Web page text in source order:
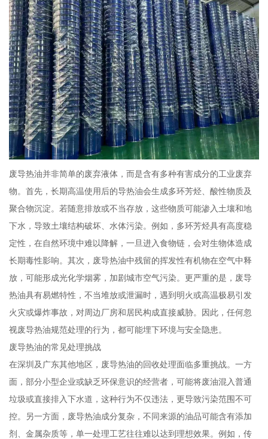
废导热油并非简单的废弃液体，而是含有多种有害成分的工业废弃
物。首先，长期高温使用后的导热油会生成多环芳烃、酸性物质及
聚合物沉淀。若随意排放或不当存放，这些物质可能渗入土壤和地
下水，导致土壤结构破坏、水体污染。例如，多环芳烃具有高度稳
定性，在自然环境中难以降解，一旦进入食物链，会对生物体造成
长期毒性影响。其次，废导热油中残留的挥发性有机物在空气中释
放，可能形成光化学烟雾，加剧城市空气污染。更严重的是，废导
热油具有易燃特性，不当堆放或泄漏时，遇到明火或高温极易引发
火灾或爆炸事故，对周边厂房和居民构成直接威胁。因此，任何忽
视废导热油规范处理的行为，都可能埋下环境与安全隐患。
废导热油的常见处理挑战
在深圳及广东其他地区，废导热油的回收处理面临多重挑战。一方
面，部分小型企业或缺乏环保意识的经营者，可能将废油混入普通
垃圾或直接排入下水道，这种行为不仅违法，更导致污染范围不可
控。另一方面，废导热油成分复杂，不同来源的油品可能含有添加
剂、金属杂质等，单一处理工艺往往难以达到理想效果。例如，传